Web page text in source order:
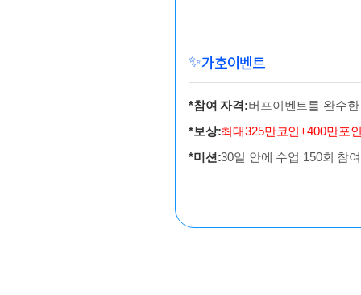
✨가호이벤트
*참여 자격:버프이벤트를 완수
*보상:최대325만코인+400만포
*미션:30일 안에 수업 150회 참